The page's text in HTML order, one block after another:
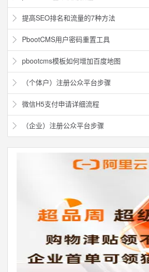
提高SEO排名和流量的7种方法
PbootCMS用户密码重置工具
pbootcms模板如何增加百度地图
（个体户）注册公众平台步骤
微信H5支付申请详细流程
（企业）注册公众平台步骤